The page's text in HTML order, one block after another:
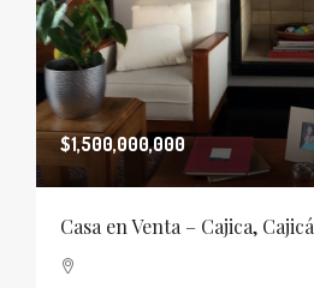
$1,500,000,000
Casa en Venta – Cajica, Cajicá